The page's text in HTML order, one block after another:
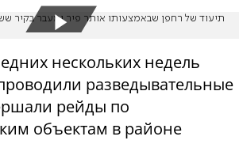
תיעוד של רחפן שבאמצעותו אותר פיר ומעבר בקיר
нескольких недель
разведывательные
рейды по
объектам в районе